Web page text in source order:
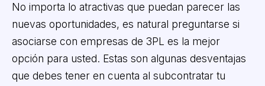
No importa lo atractivas que puedan parecer las
nuevas oportunidades, es natural preguntarse si
asociarse con empresas de 3PL es la mejor
opción para usted. Estas son algunas desventajas
que debes tener en cuenta al subcontratar tu